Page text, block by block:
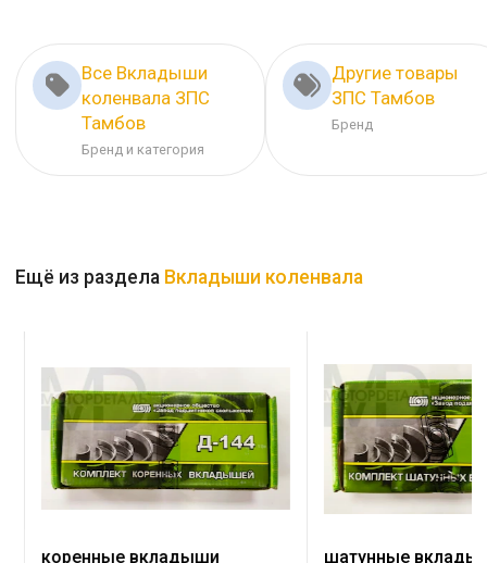
Все Вкладыши
коленвала ЗПС
Тамбов
Бренд и категория
Другие товары
ЗПС Тамбов
Бренд
Ещё из раздела Вкладыши коленвала
коренные вкладыши шатунные